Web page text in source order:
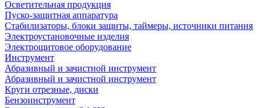
Осветительная продукция
Пуско-защитная аппаратура
Стабилизаторы, блоки защиты, таймеры, источники питания
Электроустановочные изделия
Электрощитовое оборудование
Инструмент
Абразивный и зачистной инструмент
Абразивный и зачистной инструмент
Круги отрезные, диски
Бензоинструмент